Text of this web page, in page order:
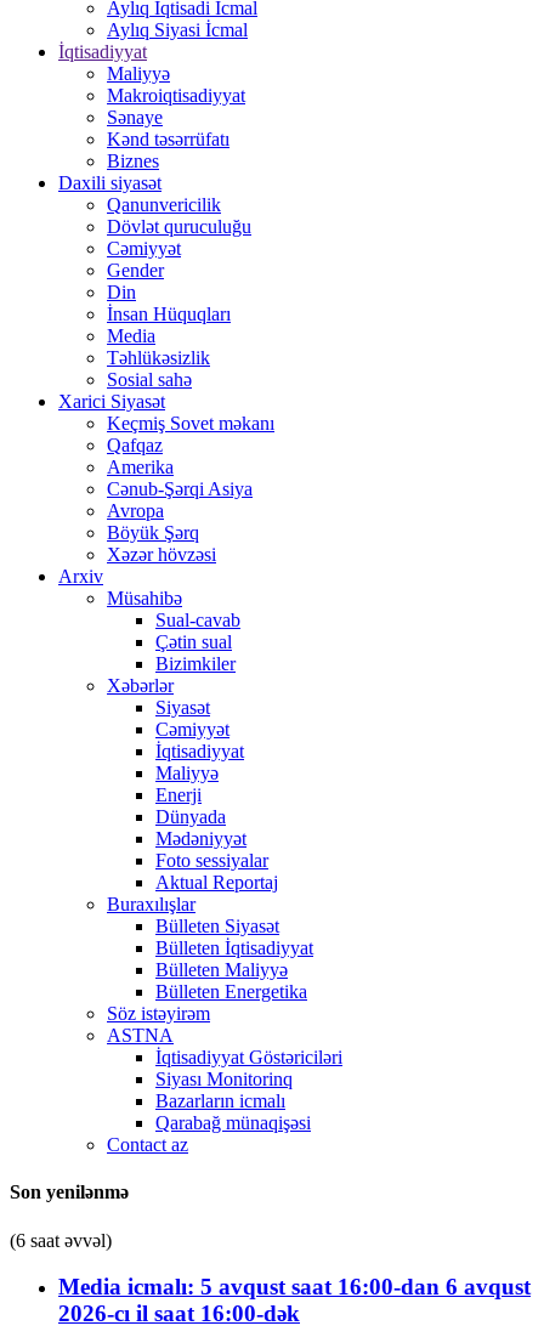
Aylıq İqtisadi İcmal
Aylıq Siyasi İcmal
İqtisadiyyat
Maliyyə
Makroiqtisadiyyat
Sənaye
Kənd təsərrüfatı
Biznes
Daxili siyasət
Qanunvericilik
Dövlət quruculuğu
Cəmiyyət
Gender
Din
İnsan Hüquqları
Media
Təhlükəsizlik
Sosial sahə
Xarici Siyasət
Keçmiş Sovet məkanı
Qafqaz
Amerika
Cənub-Şərqi Asiya
Avropa
Böyük Şərq
Xəzər hövzəsi
Arxiv
Müsahibə
Sual-cavab
Çətin sual
Bizimkiler
Xəbərlər
Siyasət
Cəmiyyət
İqtisadiyyat
Maliyyə
Enerji
Dünyada
Mədəniyyət
Foto sessiyalar
Aktual Reportaj
Buraxılışlar
Bülleten Siyasət
Bülleten İqtisadiyyat
Bülleten Maliyyə
Bülleten Energetika
Söz istəyirəm
ASTNA
İqtisadiyyat Göstəriciləri
Siyası Monitorinq
Bazarların icmalı
Qarabağ münaqişəsi
Contact az
Son yenilənmə
(6 saat əvvəl)
Media icmalı: 5 avqust saat 16:00-dan 6 avqust
2026-cı il saat 16:00-dək